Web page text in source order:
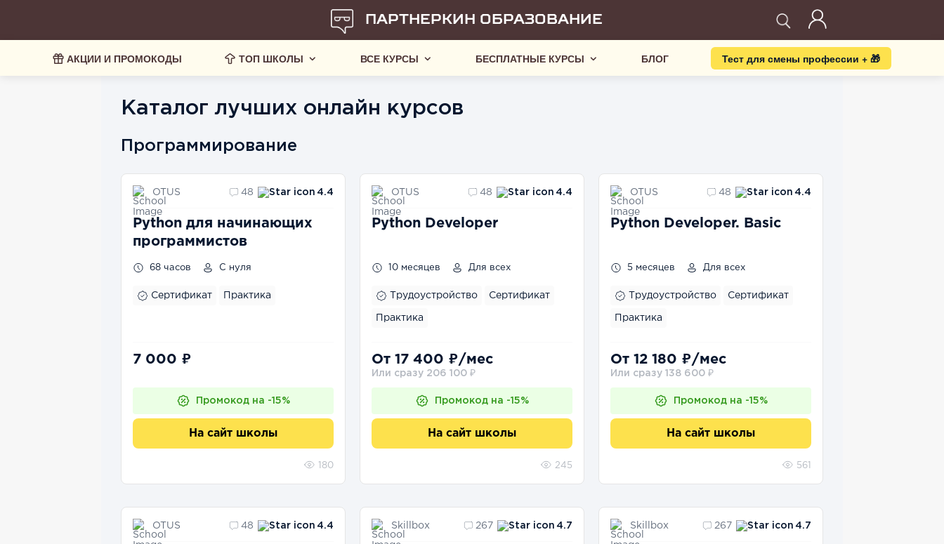
ПАРТНЕРКИН ОБРАЗОВАНИЕ
АКЦИИ И ПРОМОКОДЫ ТОП ШКОЛЫ ВСЕ КУРСЫ БЕСПЛАТНЫЕ КУРСЫ БЛОГ Тест для смены профессии + 🎁
Каталог лучших онлайн курсов
Программирование
OTUS 48 4.4
Python для начинающих
программистов
68 часов С нуля
Сертификат Практика
7 000 ₽
Промокод на -15%
На сайт школы
180
OTUS 48 4.4
Python Developer
10 месяцев Для всех
Трудоустройство Сертификат
Практика
От 17 400 ₽/мес
Или сразу 206 100 ₽
Промокод на -15%
На сайт школы
245
OTUS 48 4.4
Python Developer. Basic
5 месяцев Для всех
Трудоустройство Сертификат
Практика
От 12 180 ₽/мес
Или сразу 138 600 ₽
Промокод на -15%
На сайт школы
561
OTUS 48 4.4 Skillbox 267 4.7 Skillbox 267 4.7